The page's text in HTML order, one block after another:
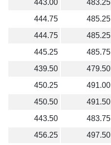
483.25
443.00
485.25
444.75
485.25
444.75
485.75
445.25
479.50
439.50
491.00
450.25
491.50
450.50
483.75
443.50
497.50
456.25